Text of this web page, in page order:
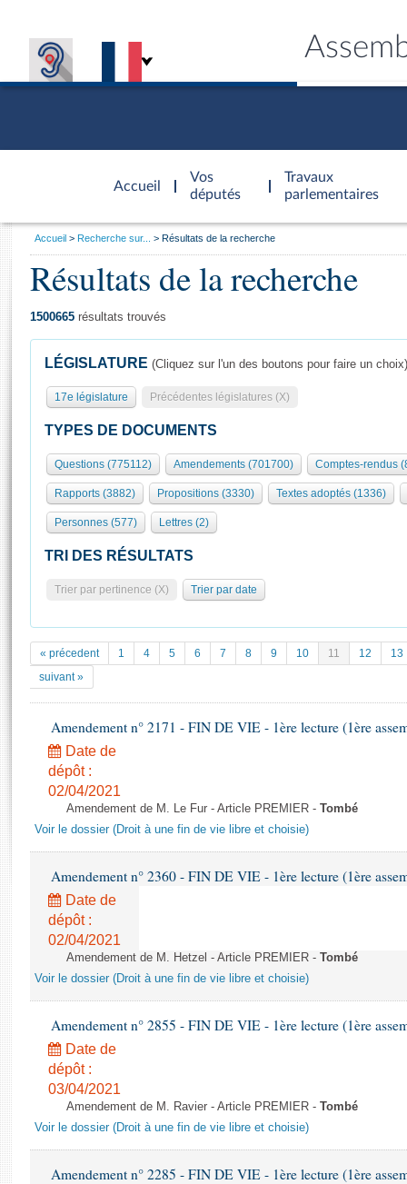
Accueil
d'accueil
Vos
députés
Travaux
parlementaires
Présidence
577 députés
Groupes politiques
Élections législatives
Séance publique
Commissions et autres organes
Europe et International
Contrôle et évaluation
Congrès
Pétitions
Documents parlementaires
Projets de loi
Textes adoptés
Rapports d'information
Rapports législatifs
Baromètre de l’application des lois
Dossiers législatifs
Budget et sécurité sociale
Questions écrites et orales
Comptes rendus des débats
Général
Rôle et pouvoirs de l'Assemblée
Organisation de l'Assemblée
Présidence Conférence des Présidents Bureau Collège des
Statistiques et chiffres clés
Transparence et déontologie
Histoire
Juniors
Anciennes législatures
Liens vers les sites publics
Visiter l'Assemblée
Visite virtuelle du palais Bourbon
Assister à une séance
Accès des chercheurs à l’Assemblée
Les évènements
Les archives
Contacts et plan d'accès
Vous
Accueil Recherche sur... Résultats de la recherche
Résultats de la recherche
1500665 résultats trouvés
LÉGISLATURE (Cliquez sur l'un des boutons pour faire un choix)
17e législature Précédentes législatures (X)
TYPES DE DOCUMENTS
Questions (775112) Amendements (701700) Comptes-rendus
Rapports (3882) Propositions (3330) Textes adoptés (1336)
Personnes (577) Lettres (2)
TRI DES RÉSULTATS
Trier par pertinence (X) Trier par date
« précedent 1 4 5 6 7 8 9 10 11 12
13
suivant »
Amendement n° 2171 - FIN DE VIE - 1ère lecture (1ère
Date de
dépôt :
02/04/2021
Amendement de M. Le Fur - Article PREMIER - Tombé
Voir le dossier (Droit à une fin de vie libre et choisie)
Amendement n° 2360 - FIN DE VIE - 1ère lecture (1ère
Date de
dépôt :
02/04/2021
Amendement de M. Hetzel - Article PREMIER - Tombé
Voir le dossier (Droit à une fin de vie libre et choisie)
Amendement n° 2855 - FIN DE VIE - 1ère lecture (1ère
Date de
dépôt :
03/04/2021
Amendement de M. Ravier - Article PREMIER - Tombé
Voir le dossier (Droit à une fin de vie libre et choisie)
Amendement n° 2285 - FIN DE VIE - 1ère lecture (1ère